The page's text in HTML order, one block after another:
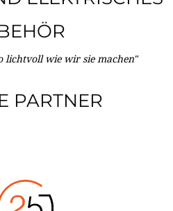
lichtvoll wie wir sie machen"
PARTNER